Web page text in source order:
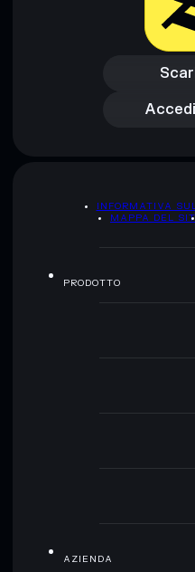
INFORMATIVA
MAPPA DEL
PRODOTTO
AZIENDA